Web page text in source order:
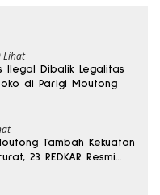
Lihat
Ilegal Dibalik Legalitas
di Parigi Moutong
Tambah Kekuatan
23 REDKAR Resmi